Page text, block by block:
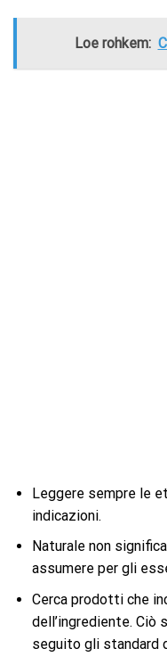
Loe rohkem:
Leggere sempre le
indicazioni.
Naturale non
assumere per gli
Cerca prodotti che
dell’ingrediente. Ciò
seguito gli standard